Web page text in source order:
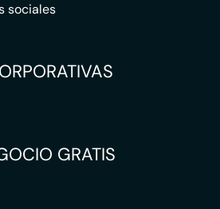
sociales
GRATIS